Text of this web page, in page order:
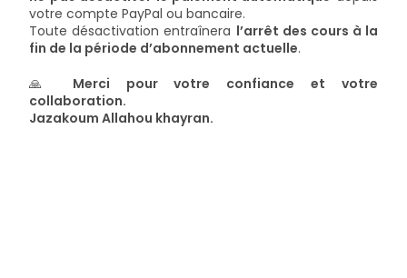
votre compte PayPal ou bancaire.
Toute désactivation entraînera l’arrêt des cours à la
fin de la période d’abonnement actuelle.
🙏 Merci pour votre confiance et votre
collaboration.
Jazakoum Allahou khayran.